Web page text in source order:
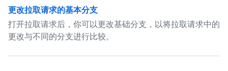
更改拉取请求的基本分支
打开拉取请求后，你可以更改基础分支，以将拉取请求中的
更改与不同的分支进行比较。